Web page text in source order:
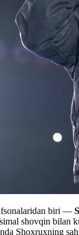
biri —
shovqin bilan
Shoxruxning